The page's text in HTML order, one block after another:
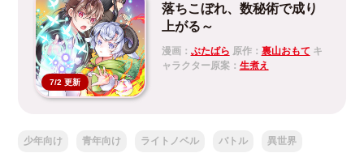
7/2 更新
落ちこぼれ、数秘術で成り
上がる～
漫画： ぶたばら 原作： 裏山おもて キ
ャラクター原案： 生煮え
少年向け 青年向け ライトノベル バトル 異世界